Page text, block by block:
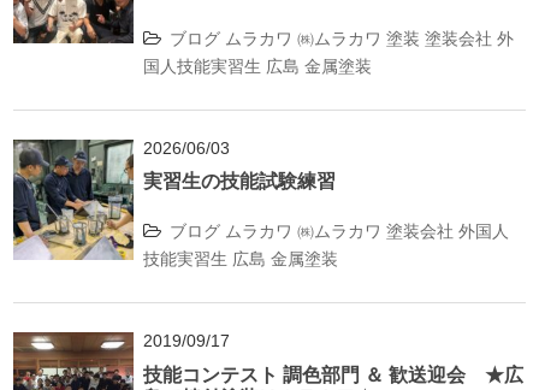
ブログ ムラカワ ㈱ムラカワ 塗装 塗装会社 外
国人技能実習生 広島 金属塗装
2026/06/03
実習生の技能試験練習
ブログ ムラカワ ㈱ムラカワ 塗装会社 外国人
技能実習生 広島 金属塗装
2019/09/17
技能コンテスト 調色部門 ＆ 歓送迎会 ★広